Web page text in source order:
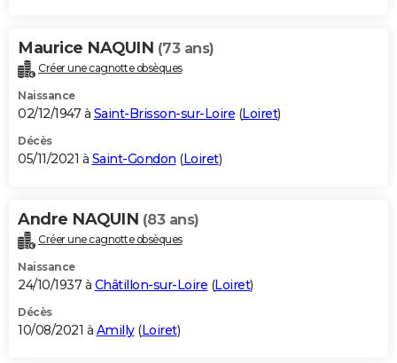
Maurice NAQUIN (73 ans)
Créer une cagnotte obsèques
Naissance
02/12/1947 à Saint-Brisson-sur-Loire (Loiret)
Décès
05/11/2021 à Saint-Gondon (Loiret)
Andre NAQUIN (83 ans)
Créer une cagnotte obsèques
Naissance
24/10/1937 à Châtillon-sur-Loire (Loiret)
Décès
10/08/2021 à Amilly(Loiret)